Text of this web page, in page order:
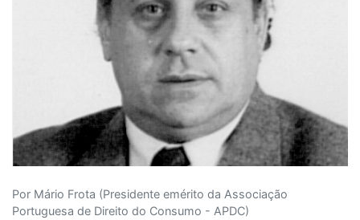
Por Mário Frota (Presidente emérito da Associação
Portuguesa de Direito do Consumo - APDC)